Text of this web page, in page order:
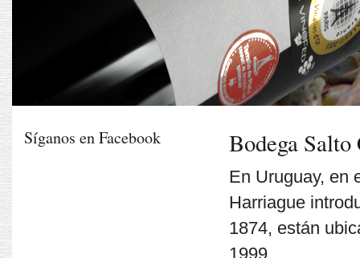
Síganos en Facebook Bodega Salto
En Uruguay, en
Harriague
1874, están
1999.